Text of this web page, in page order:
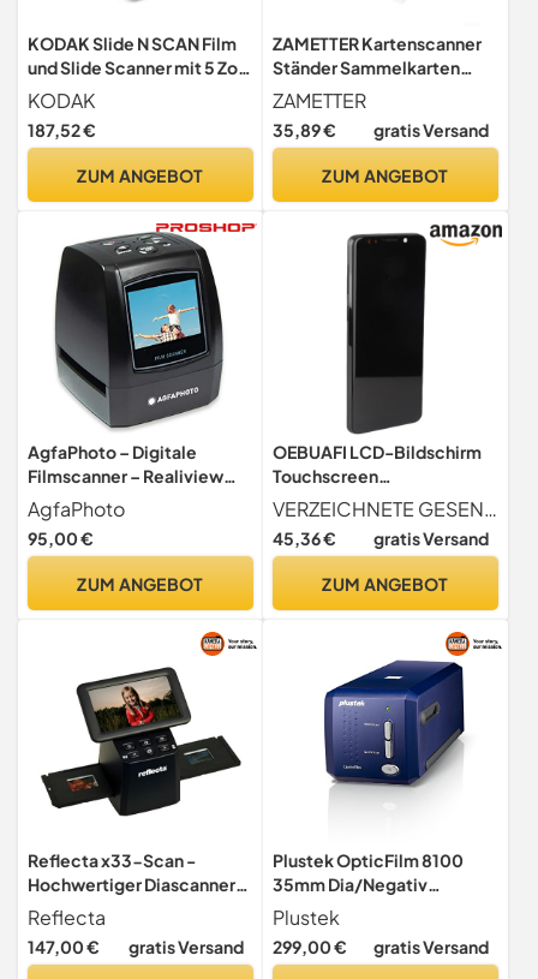
KODAK Slide N SCAN Film
und Slide Scanner mit 5 Zoll
LCD-Bildschirm, Schwarz
KODAK
187,52 €
ZUM ANGEBOT
ZAMETTER Kartenscanner
Ständer Sammelkarten
Scanner Ständer Karten
Sammelwerkzeug Desktop
Karte Digitalisierungsgerät
Sammlung Management
ZAMETTER
35,89 € gratis Versand
ZUM ANGEBOT
AgfaPhoto – Digitale
Filmscanner – Realiview
AFS100 – 10 MP, 2,4" LCD-
Bildschirm – 35-mm/135-
Dias und Negative –
Inklusive Kabel und
AgfaPhoto
95,00 €
ZUM ANGEBOT
OEBUAFI LCD-Bildschirm
Touchscreen
Digitalisierungsgerät,
Einfache Installation,
Telefonreparaturteile für
VERZEICHNETE GESENHEIT Genießen Sie mit unserem LCD-Bildschirmwechsel präzise Touch-Bedienung und Benutzererfahrung.
45,36 € gratis Versand
ZUM ANGEBOT
Reflecta x33-Scan -
Hochwertiger Diascanner
und Negativscanner mit
15,3 MP CMOS-Sensor, 5"
IPS-Display, automatische
Reflecta
147,00 € gratis Versand
Plustek OpticFilm 8100
35mm Dia/Negativ
Filmscanner (7200 dpi,
USB) inkl. SilverFast SE Plus
8 Software
Plustek
299,00 € gratis Versand